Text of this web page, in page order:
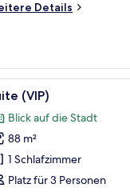
Details
einem Schreibtisch,
7 (VIP)
Blick auf die Stadt
88 m²
1 Schlafzimmer
Platz für 3 Personen